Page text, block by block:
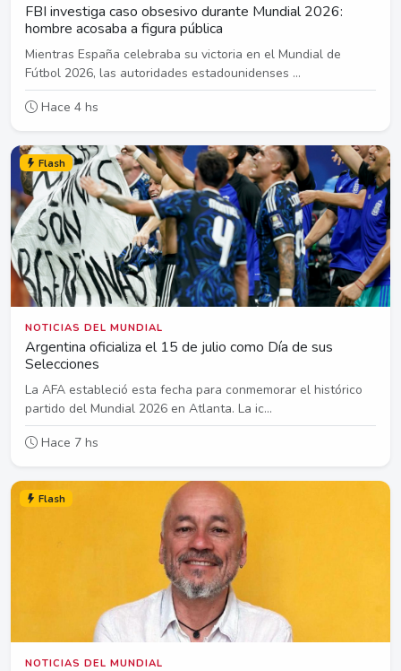
FBI investiga caso obsesivo durante Mundial 2026:
hombre acosaba a figura pública
Mientras España celebraba su victoria en el Mundial de
Fútbol 2026, las autoridades estadounidenses ...
Hace 4 hs
Flash
NOTICIAS DEL MUNDIAL
Argentina oficializa el 15 de julio como Día de sus
Selecciones
La AFA estableció esta fecha para conmemorar el histórico
partido del Mundial 2026 en Atlanta. La ic...
Hace 7 hs
Flash
NOTICIAS DEL MUNDIAL